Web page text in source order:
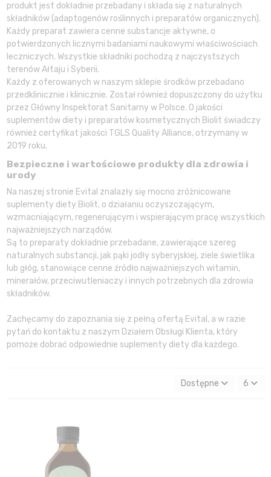
produkt jest dokładnie przebadany i składa się z naturalnych
składników (adaptogenów roślinnych i preparatów organicznych).
Każdy preparat zawiera cenne substancje aktywne, o
potwierdzonych licznymi badaniami naukowymi właściwościach
leczniczych. Wszystkie składniki pochodzą z najczystszych
terenów Ałtaju i Syberii.
Każdy z oferowanych w naszym sklepie środków przebadano
przedklinicznie i klinicznie. Został również dopuszczony do użytku
przez Główny Inspektorat Sanitarny w Polsce. O jakości
suplementów diety i preparatów kosmetycznych Biolit świadczy
również certyfikat jakości TGLS Quality Alliance, otrzymany w
2019 roku.
Bezpieczne i wartościowe produkty dla zdrowia i
urody
Na naszej stronie Evital znalazły się mocno zróżnicowane
suplementy diety Biolit, o działaniu oczyszczającym,
wzmacniającym, regenerującym i wspierającym pracę wszystkich
najważniejszych narządów.
Są to preparaty dokładnie przebadane, zawierające szereg
naturalnych substancji, jak pąki jodły syberyjskiej, ziele świetlika
lub głóg, stanowiące cenne źródło najważniejszych witamin,
minerałów, przeciwutleniaczy i innych potrzebnych dla zdrowia
składników.
Zachęcamy do zapoznania się z pełną ofertą Evital, a w razie
pytań do kontaktu z naszym Działem Obsługi Klienta, który
pomoże dobrać odpowiednie suplementy diety dla każdego.
Dostępne 6